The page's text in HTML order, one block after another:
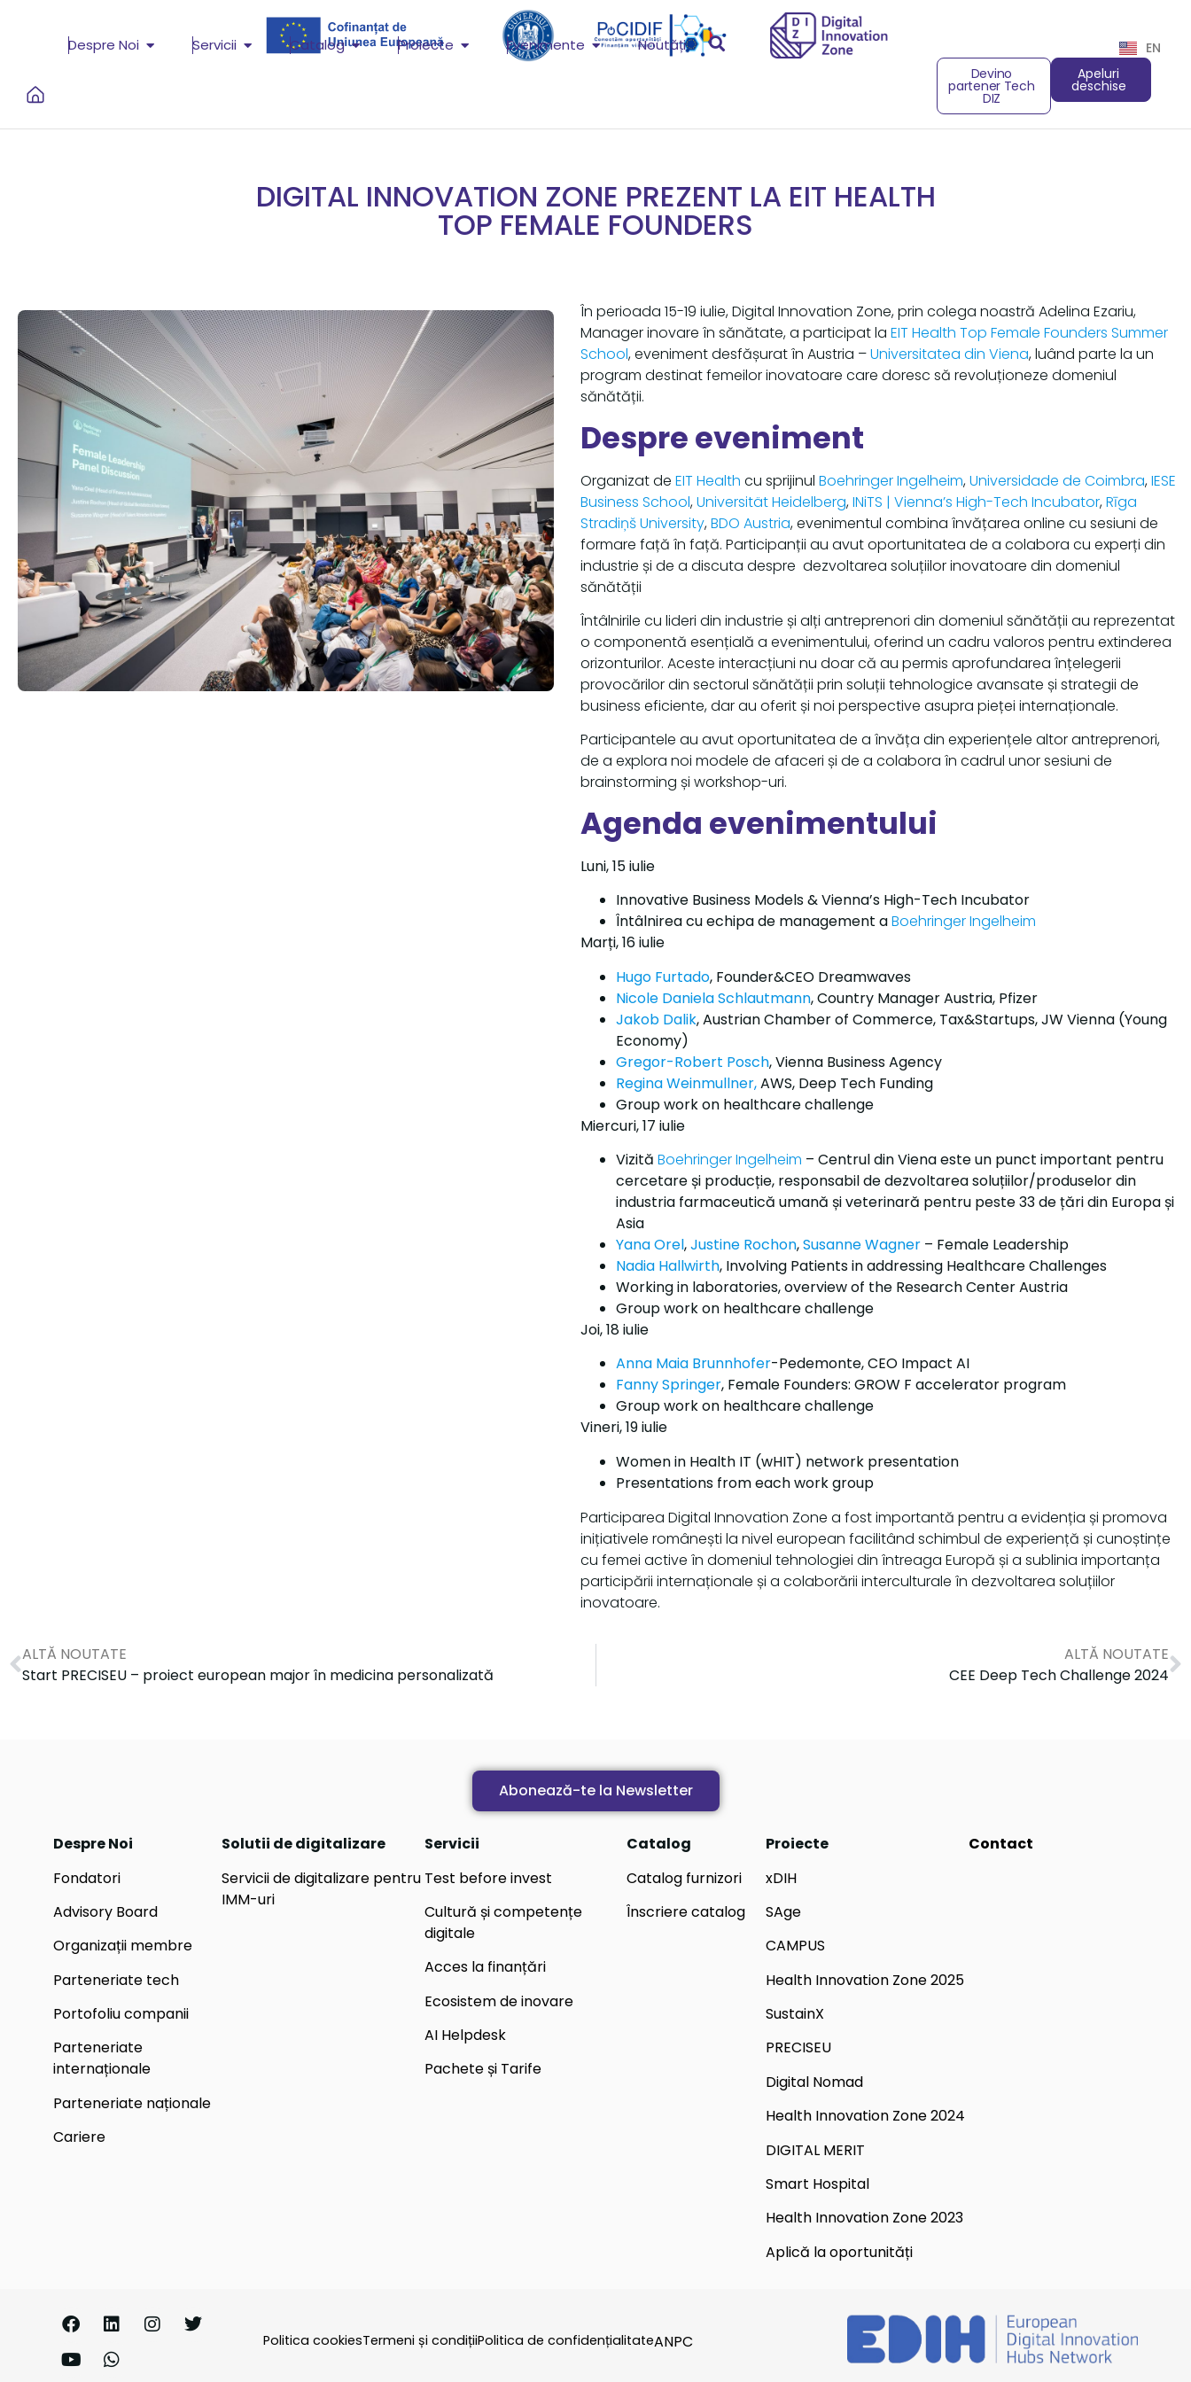
Despre Noi Servicii Catalog Proiecte Evenimente Noutăți
EN
Devino
partener Tech
DIZ
Apeluri
deschise
DIGITAL INNOVATION ZONE PREZENT LA EIT HEALTH
TOP FEMALE FOUNDERS
În perioada 15-19 iulie, Digital Innovation Zone, prin colega noastră Adelina Ezariu,
Manager inovare în sănătate, a participat laEIT Health Top Female Founders Summer
School, eveniment desfășurat în Austria –Universitatea din Viena, luând parte la un
program destinat femeilor inovatoare care doresc să revoluționeze domeniul
sănătății.
Despre eveniment
Organizat deEIT Health cu sprijinulBoehringer Ingelheim,Universidade de Coimbra,IESE
Business School,Universität Heidelberg,INiTS | Vienna’s High-Tech Incubator,Rīga
Stradiņš University,BDO Austria, evenimentul combina învățarea online cu sesiuni de
formare față în față. Participanții au avut oportunitatea de a colabora cu experți din
industrie și de a discuta despre dezvoltarea soluțiilor inovatoare din domeniul
sănătății
Întâlnirile cu lideri din industrie și alți antreprenori din domeniul sănătății au reprezentat
o componentă esențială a evenimentului, oferind un cadru valoros pentru extinderea
orizonturilor. Aceste interacțiuni nu doar că au permis aprofundarea înțelegerii
provocărilor din sectorul sănătății prin soluții tehnologice avansate și strategii de
business eficiente, dar au oferit și noi perspective asupra pieței internaționale.
Participantele au avut oportunitatea de a învăța din experiențele altor antreprenori,
de a explora noi modele de afaceri și de a colabora în cadrul unor sesiuni de
brainstorming și workshop-uri.
Agenda evenimentului
Luni, 15 iulie
Innovative Business Models & Vienna’s High-Tech Incubator
Întâlnirea cu echipa de management aBoehringer Ingelheim
Marți, 16 iulie
Hugo Furtado, Founder&CEO Dreamwaves
Nicole Daniela Schlautmann, Country Manager Austria, Pfizer
Jakob Dalik, Austrian Chamber of Commerce, Tax&Startups, JW Vienna (Young
Economy)
Gregor-Robert Posch, Vienna Business Agency
Regina Weinmullner,AWS, Deep Tech Funding
Group work on healthcare challenge
Miercuri, 17 iulie
VizităBoehringer Ingelheim – Centrul din Viena este un punct important pentru
cercetare și producție, responsabil de dezvoltarea soluțiilor/produselor din
industria farmaceutică umană și veterinară pentru peste 33 de țări din Europa și
Asia
Yana Orel,Justine Rochon,Susanne Wagner – Female Leadership
Nadia Hallwirth, Involving Patients in addressing Healthcare Challenges
Working in laboratories, overview of the Research Center Austria
Group work on healthcare challenge
Joi, 18 iulie
Anna Maia Brunnhofer-Pedemonte, CEO Impact AI
Fanny Springer, Female Founders: GROW F accelerator program
Group work on healthcare challenge
Vineri, 19 iulie
Women in Health IT (wHIT) network presentation
Presentations from each work group
Participarea Digital Innovation Zone a fost importantă pentru a evidenția și promova
inițiativele românești la nivel european facilitând schimbul de experiență și cunoștințe
cu femei active în domeniul tehnologiei din întreaga Europă și a sublinia importanța
participării internaționale și a colaborării interculturale în dezvoltarea soluțiilor
inovatoare.
ALTĂ NOUTATE
Start PRECISEU – proiect european major în medicina personalizată
ALTĂ NOUTATE
CEE Deep Tech Challenge 2024
Abonează-te la Newsletter
Despre Noi
Fondatori
Advisory Board
Organizații membre
Parteneriate tech
Portofoliu companii
Parteneriate
internaționale
Parteneriate naționale
Cariere
Solutii de digitalizare
Servicii de digitalizare pentru
IMM-uri
Servicii
Test before invest
Cultură și competențe
digitale
Acces la finanțări
Ecosistem de inovare
AI Helpdesk
Pachete și Tarife
Catalog
Catalog furnizori
Înscriere catalog
Proiecte
xDIH
SAge
CAMPUS
Health Innovation Zone 2025
SustainX
PRECISEU
Digital Nomad
Health Innovation Zone 2024
DIGITAL MERIT
Smart Hospital
Health Innovation Zone 2023
Aplică la oportunități
Contact
Politica cookiesTermeni și condițiiPolitica de confidențialitateANPC